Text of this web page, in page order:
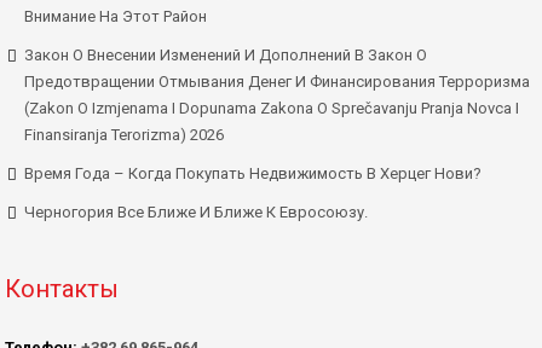
Внимание На Этот Район
Закон О Внесении Изменений И Дополнений В Закон О
Предотвращении Отмывания Денег И Финансирования Терроризма
(Zakon O Izmjenama I Dopunama Zakona O Sprečavanju Pranja Novca I
Finansiranja Terorizma) 2026
Время Года – Когда Покупать Недвижимость В Херцег Нови?
Черногория Все Ближе И Ближе К Евросоюзу.
Контакты